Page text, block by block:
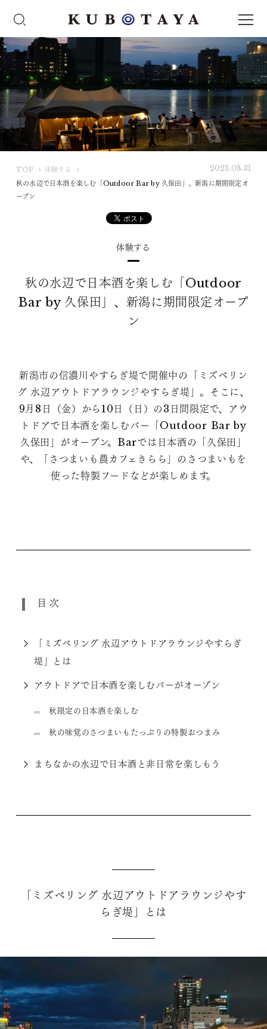
TOP
U
B
体験する
秋の水辺で日本酒を楽しむ「Outdoor Bar by 久保田」、新潟に期間限定オ
ープン
2023.08.31
体験する
秋の水辺で日本酒を楽しむ「Outdoor
Bar by 久保田」、新潟に期間限定オープ
ン
新潟市の信濃川やすらぎ堤で開催中の「ミズベリン
グ 水辺アウトドアラウンジやすらぎ堤」。そこに、
9月8日（金）から10日（日）の3日間限定で、アウ
トドアで日本酒を楽しむバー「Outdoor Bar by
久保田」がオープン。Barでは日本酒の「久保田」
や、「さつまいも農カフェきらら」のさつまいもを
使った特製フードなどが楽しめます。
目次
「ミズベリング 水辺アウトドアラウンジやすらぎ
堤」とは
アウトドアで日本酒を楽しむバーがオープン
秋限定の日本酒を楽しむ
秋の味覚のさつまいもたっぷりの特製おつまみ
まちなかの水辺で日本酒と非日常を楽しもう
「ミズベリング 水辺アウトドアラウンジやす
らぎ堤」とは